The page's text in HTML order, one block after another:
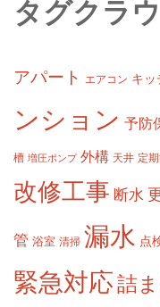
タグクラ
アパート エアコン キッ
ンション 予防
槽 増圧ポンプ 外構 天井 定
改修工事 断水
管 浴室 清掃 漏水 点
緊急対応詰